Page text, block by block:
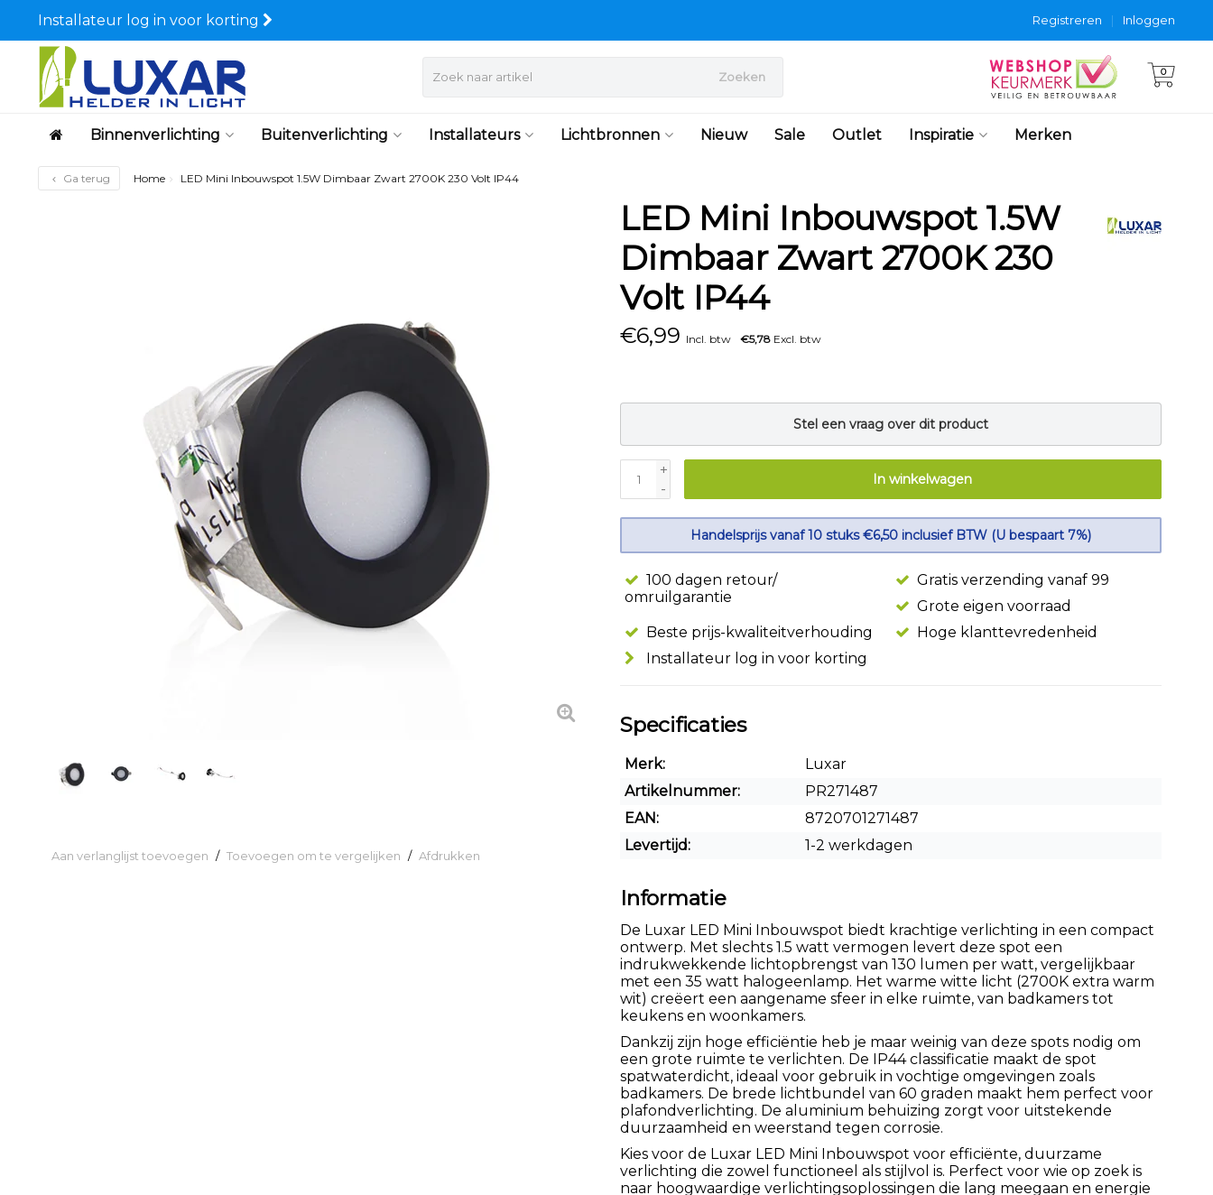
Installateur log in voor korting Inloggen
|
Registreren
Zoeken 0
Binnenverlichting Buitenverlichting Installateurs Lichtbronnen Nieuw Sale Outlet Inspiratie Merken
Ga terug Home LED Mini Inbouwspot 1.5W Dimbaar Zwart 2700K 230 Volt IP44
Aan verlanglijst toevoegen / Toevoegen om te vergelijken / Afdrukken
LED Mini Inbouwspot 1.5W
Dimbaar Zwart 2700K 230
Volt IP44
€6,99 Incl. btw €5,78 Excl. btw
Stel een vraag over dit product
+
-
In winkelwagen
Handelsprijs vanaf 10 stuks €6,50 inclusief BTW (U bespaart 7%)
100 dagen retour/
omruilgarantie
Gratis verzending vanaf 99
Grote eigen voorraad
Beste prijs-kwaliteitverhouding
Hoge klanttevredenheid
Installateur log in voor korting
Specificaties
Merk:
Luxar
Artikelnummer:
PR271487
EAN:
8720701271487
Levertijd:
1-2 werkdagen
Informatie
De Luxar LED Mini Inbouwspot biedt krachtige verlichting in een compact
ontwerp. Met slechts 1.5 watt vermogen levert deze spot een
indrukwekkende lichtopbrengst van 130 lumen per watt, vergelijkbaar
met een 35 watt halogeenlamp. Het warme witte licht (2700K extra warm
wit) creëert een aangename sfeer in elke ruimte, van badkamers tot
keukens en woonkamers.
Dankzij zijn hoge efficiëntie heb je maar weinig van deze spots nodig om
een grote ruimte te verlichten. De IP44 classificatie maakt de spot
spatwaterdicht, ideaal voor gebruik in vochtige omgevingen zoals
badkamers. De brede lichtbundel van 60 graden maakt hem perfect voor
plafondverlichting. De aluminium behuizing zorgt voor uitstekende
duurzaamheid en weerstand tegen corrosie.
Kies voor de Luxar LED Mini Inbouwspot voor efficiënte, duurzame
verlichting die zowel functioneel als stijlvol is. Perfect voor wie op zoek is
naar hoogwaardige verlichtingsoplossingen die lang meegaan en energie